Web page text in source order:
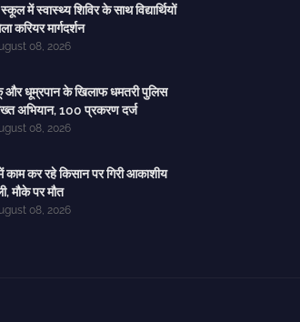
में स्वास्थ्य शिविर के साथ विद्यार्थियों
करियर मार्गदर्शन
08, 2026
और धूम्रपान के खिलाफ धमतरी पुलिस
अभियान, 100 प्रकरण दर्ज
08, 2026
कर रहे किसान पर गिरी आकाशीय
मौके पर मौत
08, 2026